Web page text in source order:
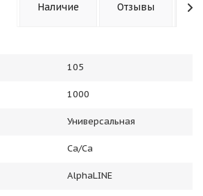
Наличие Отзывы
105
1000
Универсальная
Ca/Ca
AlphaLINE